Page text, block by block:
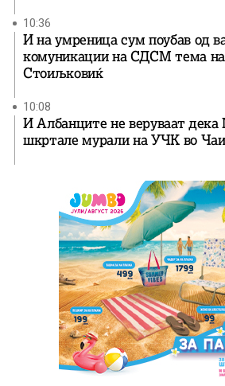
10:36
И на умреница сум поубав од
комуникации на СДСМ тема на
Стоиљковиќ
10:08
И Албанците не веруваат
шкртале мурали на УЧК во